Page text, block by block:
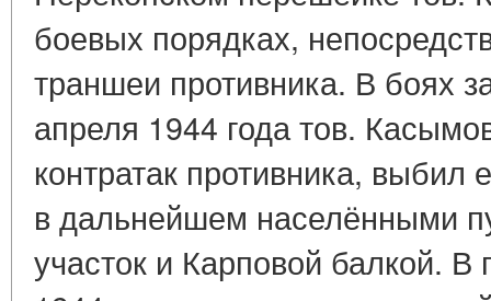
боевых порядках,
траншеи противника. В боях
апреля 1944 года тов.
контратак противника, выбил
в дальнейшем населёнными
участок и Карповой балкой.